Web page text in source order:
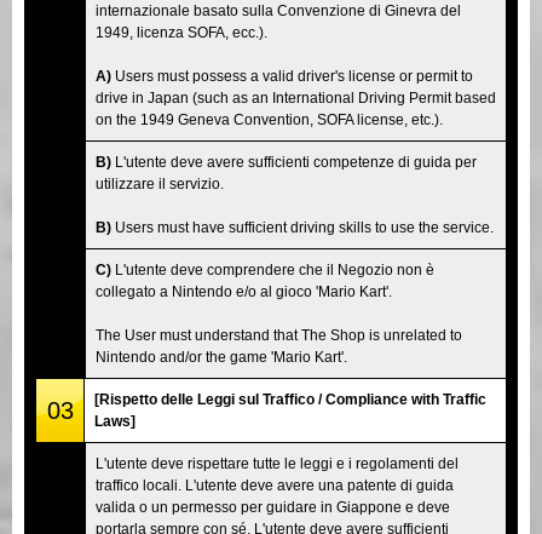
internazionale basato sulla Convenzione di Ginevra del
1949, licenza SOFA, ecc.).
A) Users must possess a valid driver's license or permit to
drive in Japan (such as an International Driving Permit based
on the 1949 Geneva Convention, SOFA license, etc.).
B) L'utente deve avere sufficienti competenze di guida per
utilizzare il servizio.
B) Users must have sufficient driving skills to use the service.
C) L'utente deve comprendere che il Negozio non è
collegato a Nintendo e/o al gioco 'Mario Kart'.
The User must understand that The Shop is unrelated to
Nintendo and/or the game 'Mario Kart'.
03
[Rispetto delle Leggi sul Traffico / Compliance with Traffic
Laws]
L'utente deve rispettare tutte le leggi e i regolamenti del
traffico locali. L'utente deve avere una patente di guida
valida o un permesso per guidare in Giappone e deve
portarla sempre con sé. L'utente deve avere sufficienti